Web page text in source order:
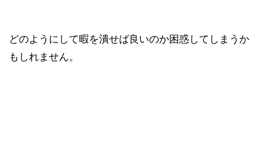
どのようにして暇を潰せば良いのか困惑してしまうか
もしれません。